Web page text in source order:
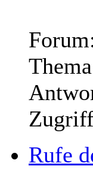
Rufe